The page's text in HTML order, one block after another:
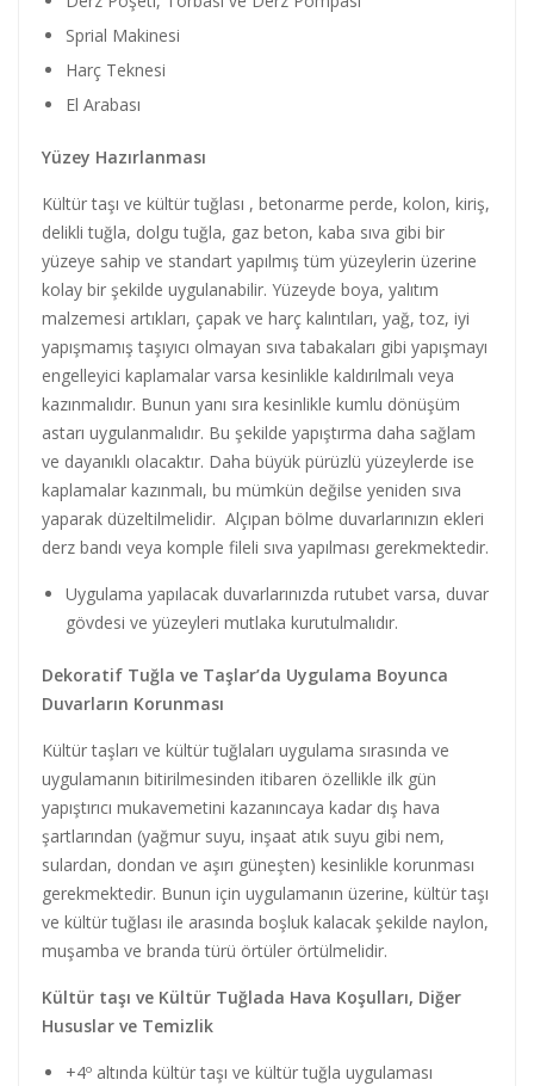
Sprial Makinesi
Harç Teknesi
El Arabası
Yüzey Hazırlanması
Kültür taşı ve kültür tuğlası , betonarme perde, kolon, kiriş,
delikli tuğla, dolgu tuğla, gaz beton, kaba sıva gibi bir
yüzeye sahip ve standart yapılmış tüm yüzeylerin üzerine
kolay bir şekilde uygulanabilir. Yüzeyde boya, yalıtım
malzemesi artıkları, çapak ve harç kalıntıları, yağ, toz, iyi
yapışmamış taşıyıcı olmayan sıva tabakaları gibi yapışmayı
engelleyici kaplamalar varsa kesinlikle kaldırılmalı veya
kazınmalıdır. Bunun yanı sıra kesinlikle kumlu dönüşüm
astarı uygulanmalıdır. Bu şekilde yapıştırma daha sağlam
ve dayanıklı olacaktır. Daha büyük pürüzlü yüzeylerde ise
kaplamalar kazınmalı, bu mümkün değilse yeniden sıva
yaparak düzeltilmelidir. Alçıpan bölme duvarlarınızın ekleri
derz bandı veya komple fileli sıva yapılması gerekmektedir.
Uygulama yapılacak duvarlarınızda rutubet varsa, duvar
gövdesi ve yüzeyleri mutlaka kurutulmalıdır.
Dekoratif Tuğla ve Taşlar’da Uygulama Boyunca
Duvarların Korunması
Kültür taşları ve kültür tuğlaları uygulama sırasında ve
uygulamanın bitirilmesinden itibaren özellikle ilk gün
yapıştırıcı mukavemetini kazanıncaya kadar dış hava
şartlarından (yağmur suyu, inşaat atık suyu gibi nem,
sulardan, dondan ve aşırı güneşten) kesinlikle korunması
gerekmektedir. Bunun için uygulamanın üzerine, kültür taşı
ve kültür tuğlası ile arasında boşluk kalacak şekilde naylon,
muşamba ve branda türü örtüler örtülmelidir.
Kültür taşı ve Kültür Tuğlada Hava Koşulları, Diğer
Hususlar ve Temizlik
+4º altında kültür taşı ve kültür tuğla uygulaması